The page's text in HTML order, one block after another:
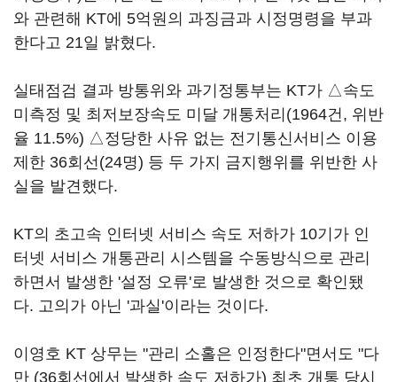
와 관련해 KT에 5억원의 과징금과 시정명령을 부과
한다고 21일 밝혔다.
실태점검 결과 방통위와 과기정통부는 KT가 △속도
미측정 및 최저보장속도 미달 개통처리(1964건, 위반
율 11.5%) △정당한 사유 없는 전기통신서비스 이용
제한 36회선(24명) 등 두 가지 금지행위를 위반한 사
실을 발견했다.
KT의 초고속 인터넷 서비스 속도 저하가 10기가 인
터넷 서비스 개통관리 시스템을 수동방식으로 관리
하면서 발생한 '설정 오류'로 발생한 것으로 확인됐
다. 고의가 아닌 '과실'이라는 것이다.
이영호 KT 상무는 "관리 소홀은 인정한다"면서도 "다
만 (36회선에서 발생한 속도 저하가) 최초 개통 당시